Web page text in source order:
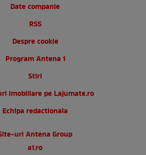
Date companie
RSS
Despre cookie
Program Antena 1
Stiri
imobiliare pe Lajumate.ro
Echipa redactionala
uri Antena Group
a1.ro